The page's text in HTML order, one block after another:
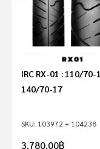
103972 + 104238
IRC RX-01 : 110/70-
140/70-17
3,780.00฿